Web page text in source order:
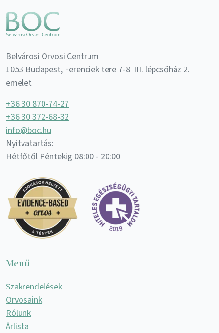
Belvárosi Orvosi Centrum
1053 Budapest, Ferenciek tere 7-8. III. lépcsőház 2.
emelet
+36 30 870-74-27
+36 30 372-68-32
info@boc.hu
Nyitvatartás:
Hétfőtől Péntekig 08:00 - 20:00
Menü
Szakrendelések
Orvosaink
Rólunk
Árlista